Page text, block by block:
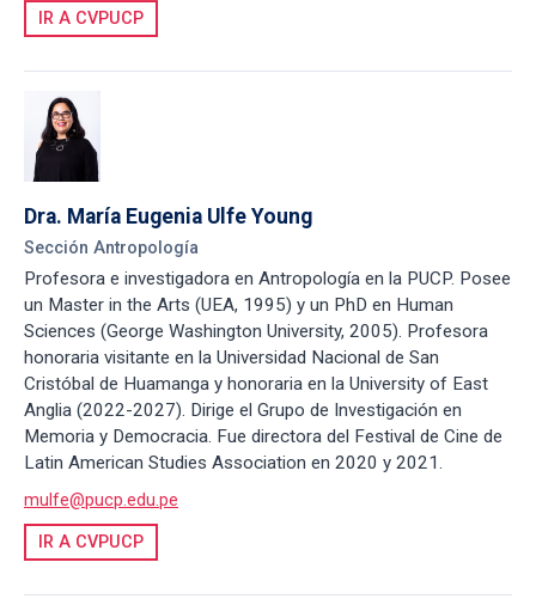
IR A CVPUCP
Dra. María Eugenia Ulfe Young
Sección Antropología
Profesora e investigadora en Antropología en la PUCP. Posee
un Master in the Arts (UEA, 1995) y un PhD en Human
Sciences (George Washington University, 2005). Profesora
honoraria visitante en la Universidad Nacional de San
Cristóbal de Huamanga y honoraria en la University of East
Anglia (2022-2027). Dirige el Grupo de Investigación en
Memoria y Democracia. Fue directora del Festival de Cine de
Latin American Studies Association en 2020 y 2021.
mulfe@pucp.edu.pe
IR A CVPUCP